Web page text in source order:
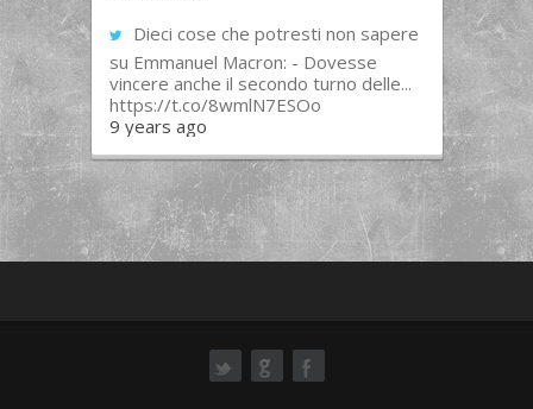
Dieci cose che potresti non sapere
su Emmanuel Macron: - Dovesse
vincere anche il secondo turno delle...
https://t.co/8wmlN7ESOo
9 years ago